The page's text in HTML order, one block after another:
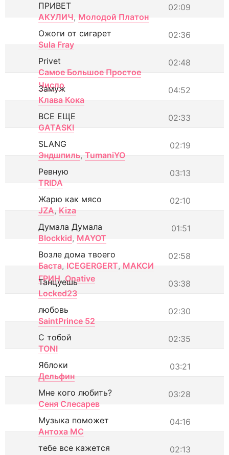
02:09
ПРИВЕТ
АКУЛИЧ, Молодой Платон
02:36
Ожоги от сигарет
Sula Fray
02:48
Privet
Самое Большое Простое
Число
04:52
Замуж
Клава Кока
02:33
ВСЕ ЕЩЕ
GATASKI
02:19
SLANG
Эндшпиль, TumaniYO
03:13
Ревную
TRIDA
02:10
Жарю как мясо
JZA, Kiza
01:51
Думала Думала
Blockkid, MAYOT
02:58
Возле дома твоего
Баста, ICEGERGERT, МАКСИ
ГРИН, Onative 03:38
Танцуешь
Locked23
02:30
любовь
SaintPrince 52
02:35
С тобой
TONI
03:21
Яблоки
Дельфин
03:28
Мне кого любить?
Сеня Слесарев
04:16
Музыка поможет
Антоха МС
02:13
тебе все кажется